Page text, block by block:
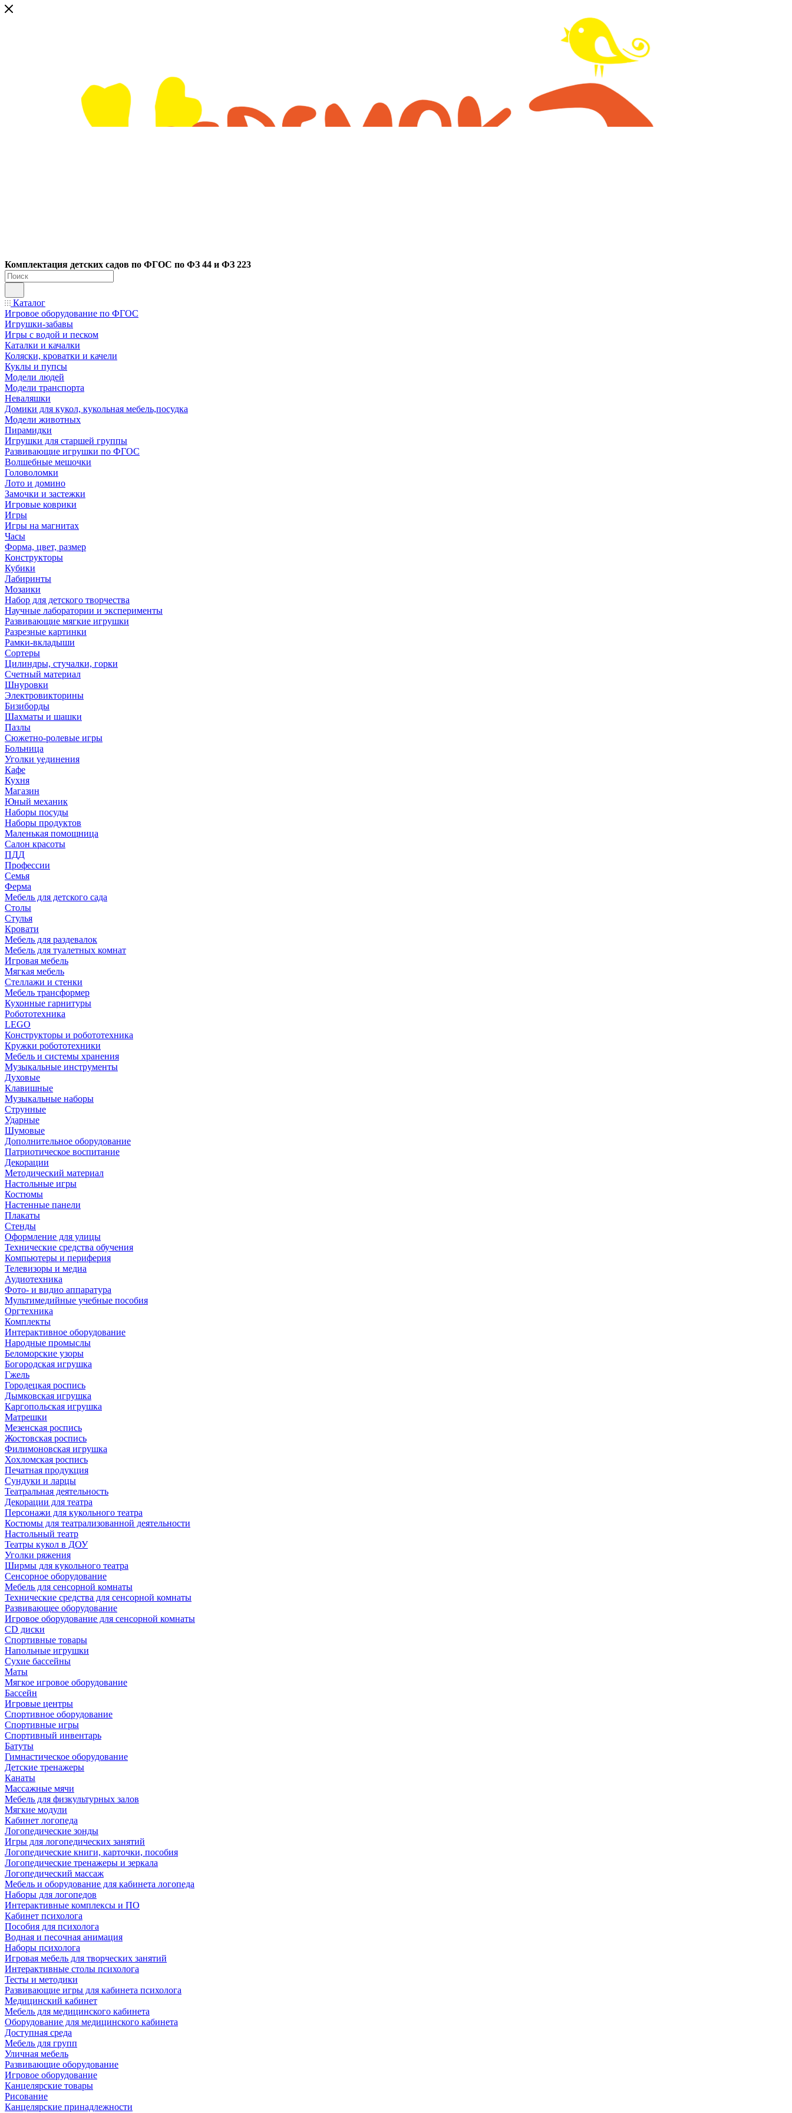
Комплектация детских садов по ФГОC по ФЗ 44 и ФЗ 223
Каталог
Игровое оборудование по ФГОС
Игрушки-забавы
Игры с водой и песком
Каталки и качалки
Коляски, кроватки и качели
Куклы и пупсы
Модели людей
Модели транспорта
Неваляшки
Домики для кукол, кукольная мебель,посудка
Модели животных
Пирамидки
Игрушки для старшей группы
Развивающие игрушки по ФГОС
Волшебные мешочки
Головоломки
Лото и домино
Замочки и застежки
Игровые коврики
Игры
Игры на магнитах
Часы
Форма, цвет, размер
Конструкторы
Кубики
Лабиринты
Мозаики
Набор для детского творчества
Научные лаборатории и эксперименты
Развивающие мягкие игрушки
Разрезные картинки
Рамки-вкладыши
Сортеры
Цилиндры, стучалки, горки
Счетный материал
Шнуровки
Электровикторины
Бизиборды
Шахматы и шашки
Пазлы
Сюжетно-ролевые игры
Больница
Уголки уединения
Кафе
Кухня
Магазин
Юный механик
Наборы посуды
Наборы продуктов
Маленькая помощница
Салон красоты
ПДД
Профессии
Семья
Ферма
Мебель для детского сада
Столы
Cтулья
Кровати
Мебель для раздевалок
Мебель для туалетных комнат
Игровая мебель
Мягкая мебель
Стеллажи и стенки
Мебель трансформер
Кухонные гарнитуры
Робототехника
LEGO
Конструкторы и робототехника
Кружки робототехники
Мебель и системы хранения
Музыкальные инструменты
Духовые
Клавишные
Музыкальные наборы
Струнные
Ударные
Шумовые
Дополнительное оборудование
Патриотическое воспитание
Декорации
Методический материал
Настольные игры
Костюмы
Настенные панели
Плакаты
Стенды
Оформление для улицы
Технические средства обучения
Компьютеры и периферия
Телевизоры и медиа
Аудиотехника
Фото- и видио аппаратура
Мультимедийные учебные пособия
Оргтехника
Комплекты
Интерактивное оборудование
Народные промыслы
Беломорские узоры
Богородская игрушка
Гжель
Городецкая роспись
Дымковская игрушка
Каргопольская игрушка
Матрешки
Мезенская роспись
Жостовская роспись
Филимоновская игрушка
Хохломская роспись
Печатная продукция
Сундуки и ларцы
Театральная деятельность
Декорации для театра
Персонажи для кукольного театра
Костюмы для театрализованной деятельности
Настольный театр
Театры кукол в ДОУ
Уголки ряжения
Ширмы для кукольного театра
Сенсорное оборудование
Мебель для сенсорной комнаты
Технические средства для сенсорной комнаты
Развивающее оборудование
Игровое оборудование для сенсорной комнаты
CD диски
Спортивные товары
Напольные игрушки
Сухие бассейны
Маты
Мягкое игровое оборудование
Бассейн
Игровые центры
Спортивное оборудование
Спортивные игры
Спортивный инвентарь
Батуты
Гимнастическое оборудование
Детские тренажеры
Канаты
Массажные мячи
Мебель для физкультурных залов
Мягкие модули
Кабинет логопеда
Логопедические зонды
Игры для логопедических занятий
Логопедические книги, карточки, пособия
Логопедические тренажеры и зеркала
Логопедический массаж
Мебель и оборудование для кабинета логопеда
Наборы для логопедов
Интерактивные комплексы и ПО
Кабинет психолога
Пособия для психолога
Водная и песочная анимация
Наборы психолога
Игровая мебель для творческих занятий
Интерактивные столы психолога
Тесты и методики
Развивающие игры для кабинета психолога
Медицинский кабинет
Мебель для медицинского кабинета
Оборудование для медицинского кабинета
Доступная среда
Мебель для групп
Уличная мебель
Развивающие оборудование
Игровое оборудование
Канцелярские товары
Рисование
Канцелярские принадлежности